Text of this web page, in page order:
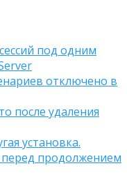
под одним
отключено в
после удаления
установка.
продолжением